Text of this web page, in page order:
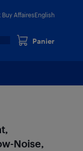
Buy AffairesEnglish
Panier
Noise,